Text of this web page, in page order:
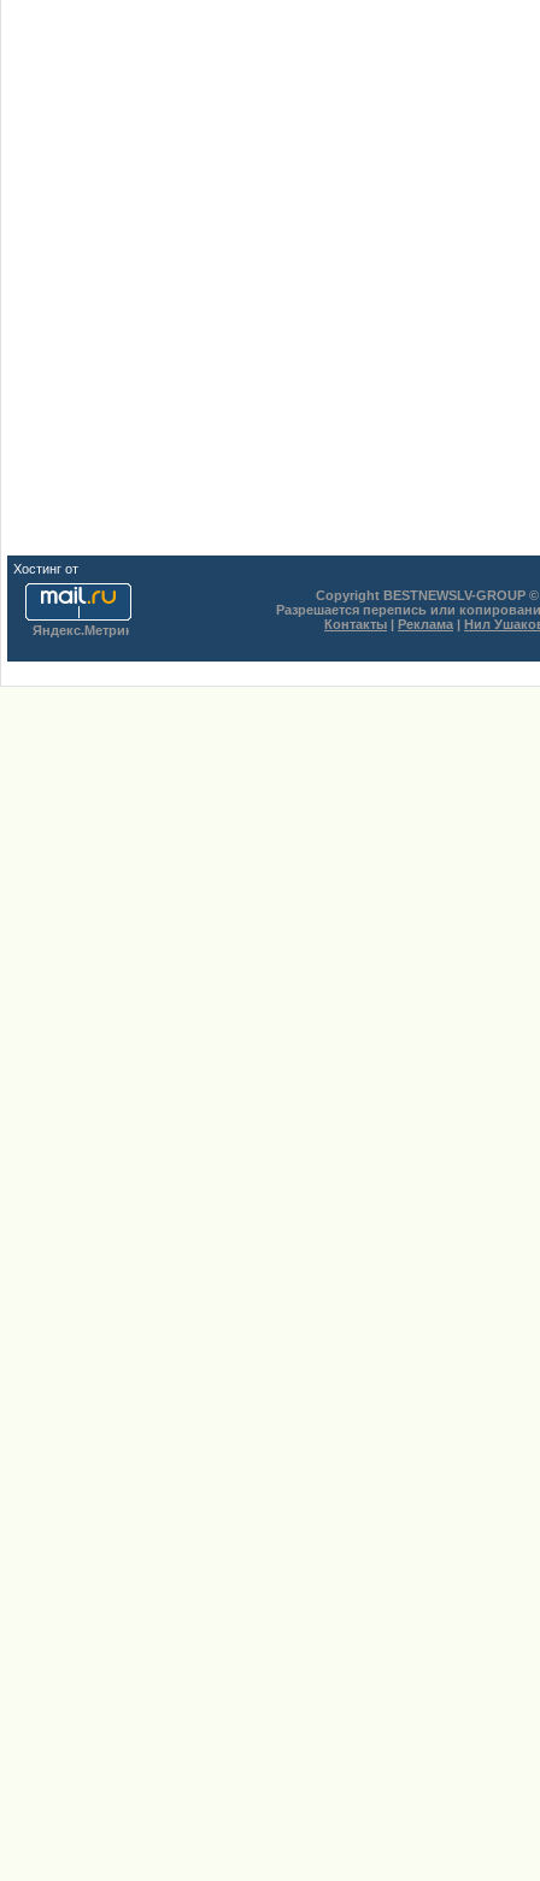
Хостинг от
Copyright BESTNEWSLV-GROUP
Разрешается перепись или
Контакты | Реклама | Нил